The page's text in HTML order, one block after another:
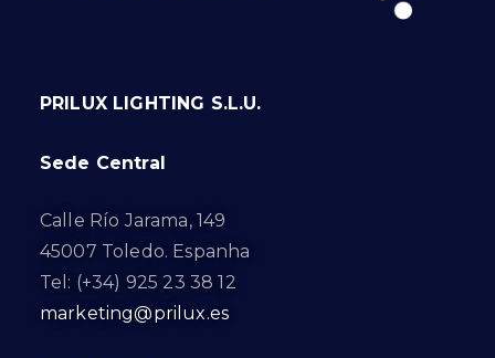
PRILUX LIGHTING S.L.U.
Sede Central
Calle Río Jarama, 149
45007 Toledo. Espanha
Tel: (+34) 925 23 38 12
marketing@prilux.es